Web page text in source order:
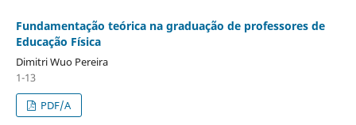
Fundamentação teórica na graduação de professores de
Educação Física
Dimitri Wuo Pereira
1-13
PDF/A